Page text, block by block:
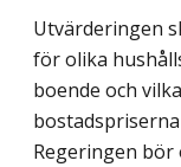
Utvärderingen
för olika
boende och
Regeringen bör